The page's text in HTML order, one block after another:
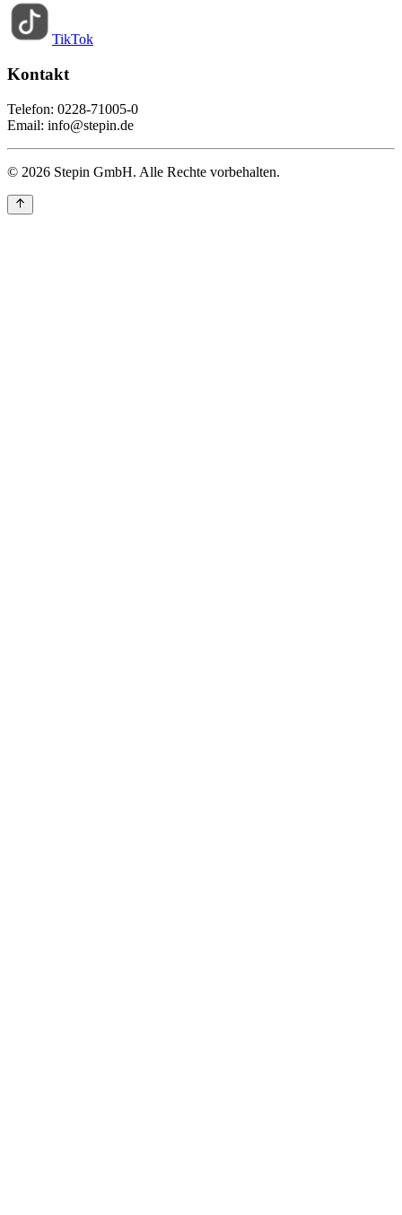
TikTok
Kontakt
Telefon: 0228-71005-0
Email: info@stepin.de
© 2026 Stepin GmbH. Alle Rechte vorbehalten.